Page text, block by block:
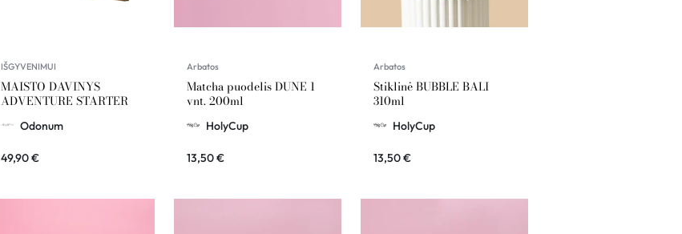
IŠGYVENIMUI
MAISTO DAVINYS
ADVENTURE STARTER
Odonum
49,90€
Arbatos
Matcha puodelis DUNE 1
vnt. 200ml
HolyCup
13,50€
Arbatos
Stiklinė BUBBLE BALI
310ml
HolyCup
13,50€